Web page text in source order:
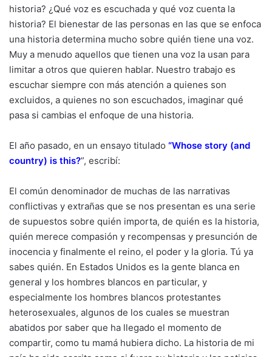
historia? ¿Qué voz es escuchada y qué voz cuenta la
historia? El bienestar de las personas en las que se enfoca
una historia determina mucho sobre quién tiene una voz.
Muy a menudo aquellos que tienen una voz la usan para
limitar a otros que quieren hablar. Nuestro trabajo es
escuchar siempre con más atención a quienes son
excluidos, a quienes no son escuchados, imaginar qué
pasa si cambias el enfoque de una historia.
El año pasado, en un ensayo titulado “Whose story (and
country) is this?”, escribí:
El común denominador de muchas de las narrativas
conflictivas y extrañas que se nos presentan es una serie
de supuestos sobre quién importa, de quién es la historia,
quién merece compasión y recompensas y presunción de
inocencia y finalmente el reino, el poder y la gloria. Tú ya
sabes quién. En Estados Unidos es la gente blanca en
general y los hombres blancos en particular, y
especialmente los hombres blancos protestantes
heterosexuales, algunos de los cuales se muestran
abatidos por saber que ha llegado el momento de
compartir, como tu mamá hubiera dicho. La historia de mi